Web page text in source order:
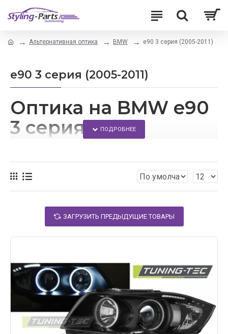
Альтернативная оптика BMW e90 3 серия (2005-2011)
e90 3 серия (2005-2011)
Оптика на BMW e90
3 серия
В нашем интернет-магазине Вы сможете поменять
3 серии e90 на альтернативную оптику.
тюнинга;
доступные цены на всю продукцию;
доставка по России.
Купить альтернативную оптику для BMW e90 3 серия
можно написав нам, либо отправив заявку прямо на
сайтес помощью личного кабинета.
ЗАГРУЗИТЬ ПРЕДЫДУЩИЕ ТОВАРЫ